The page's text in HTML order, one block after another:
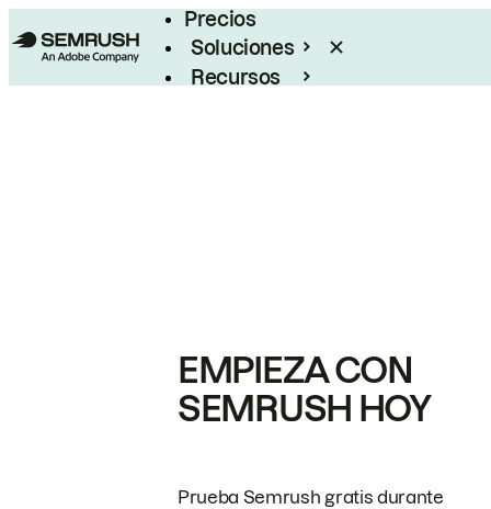
Precios
Soluciones
Recursos
EMPIEZA CON
SEMRUSH HOY
Prueba Semrush gratis durante